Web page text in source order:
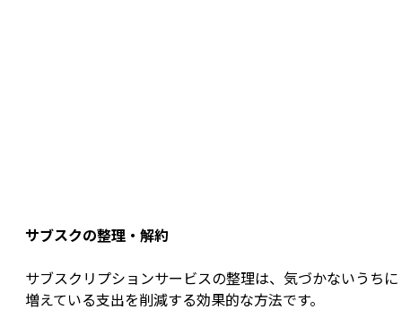
サブスクの整理・解約
サブスクリプションサービスの整理は、気づかないうちに
増えている支出を削減する効果的な方法です。